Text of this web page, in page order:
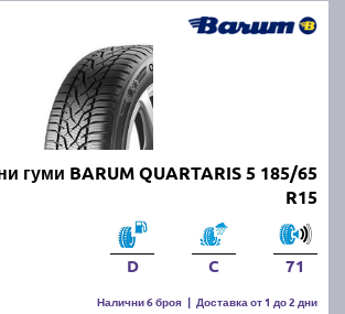
гуми BARUM QUARTARIS 5 185/65
R15
D C 71
Налични 6 броя | Доставка от 1 до 2 дни